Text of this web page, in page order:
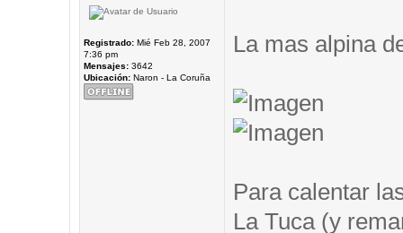
Registrado:Mié Feb 28, 2007
7:36 pm
Mensajes:3642
Ubicación:Naron - La Coruña
La mas alpina
Para calentar
La Tuca (y